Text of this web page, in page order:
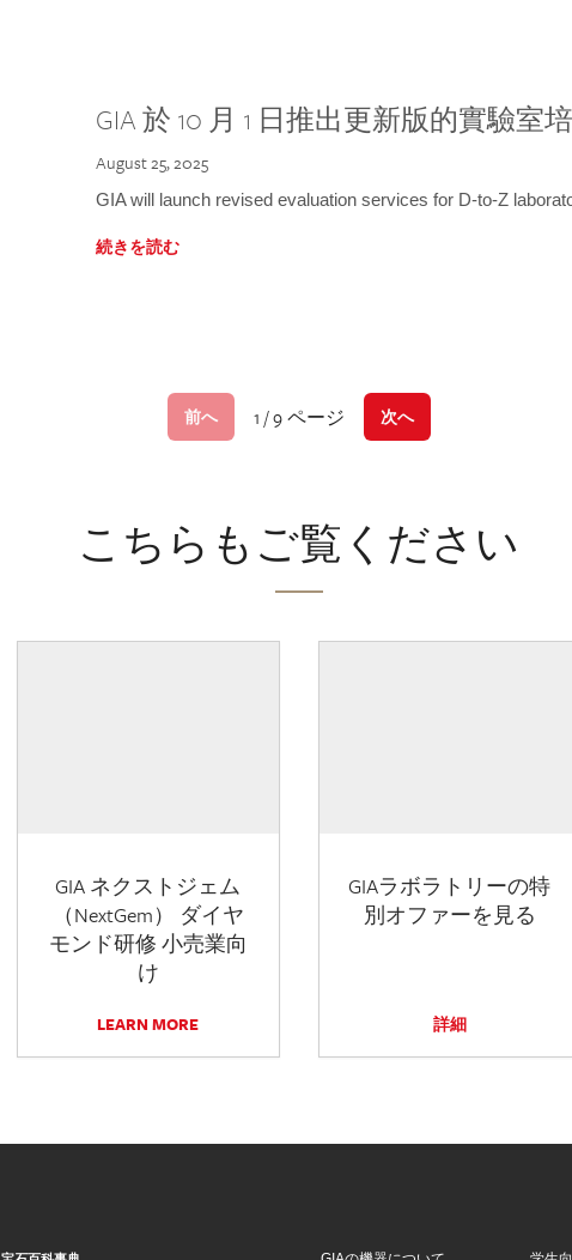
GIA 於 10 月 1 日推出更新版的實驗室
August 25, 2025
GIA will launch revised evaluation services for D-to-Z
続きを読む
前へ 1 / 9 ページ 次へ
こちらもご覧ください
GIA ネクストジェム
（NextGem） ダイヤ
モンド研修 小売業向
け
LEARN MORE
GIAラボラトリーの特
別オファーを見る
詳細